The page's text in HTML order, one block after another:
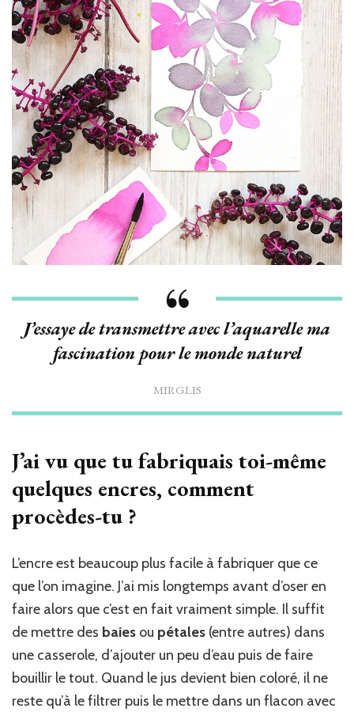
J’essaye de transmettre avec l’aquarelle ma
fascination pour le monde naturel
MIRGLIS
J’ai vu que tu fabriquais toi-même
quelques encres, comment
procèdes-tu ?
L’encre est beaucoup plus facile à fabriquer que ce
que l’on imagine. J’ai mis longtemps avant d’oser en
faire alors que c’est en fait vraiment simple. Il suffit
de mettre des baies ou pétales (entre autres) dans
une casserole, d’ajouter un peu d’eau puis de faire
bouillir le tout. Quand le jus devient bien coloré, il ne
reste qu’à le filtrer puis le mettre dans un flacon avec